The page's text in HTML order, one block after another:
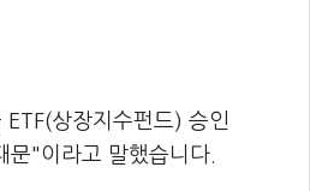
상장지수펀드) 승인
"이라고 말했습니다.